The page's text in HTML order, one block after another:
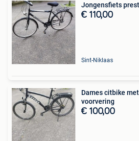
Jongensfiets
€ 110,00
Sint-Niklaas
Dames citbike
voorvering
€ 100,00